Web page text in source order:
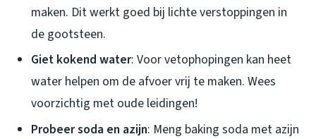
maken. Dit werkt goed bij lichte verstoppingen in
de gootsteen.
Giet kokend water: Voor vetophopingen kan heet
water helpen om de afvoer vrij te maken. Wees
voorzichtig met oude leidingen!
Probeer soda en azijn: Meng baking soda met azijn